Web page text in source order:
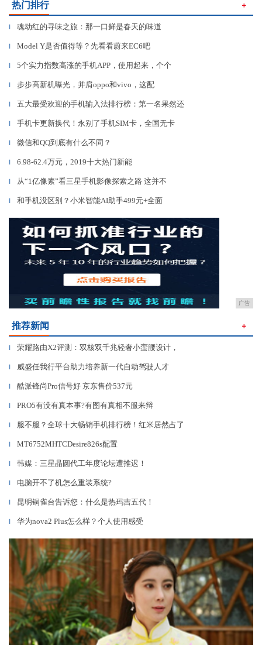
热门排行 ＋
▎ 魂动红的寻味之旅：那一口鲜是春天的味道
▎ Model Y是否值得等？先看看蔚来EC6吧
▎ 5个实力指数高涨的手机APP，使用起来，个个
▎ 步步高新机曝光，并肩oppo和vivo，这配
▎ 五大最受欢迎的手机输入法排行榜：第一名果然还
▎ 手机卡更新换代！永别了手机SIM卡，全国无卡
▎ 微信和QQ到底有什么不同？
▎ 6.98-62.4万元，2019十大热门新能
▎ 从“1亿像素”看三星手机影像探索之路 这并不
▎ 和手机没区别？小米智能AI助手499元+全面
广告
推荐新闻 ＋
▎ 荣耀路由X2评测：双核双千兆轻奢小蛮腰设计，
▎ 威盛任我行平台助力培养新一代自动驾驶人才
▎ 酷派锋尚Pro信号好 京东售价537元
▎ PRO5有没有真本事?有图有真相不服来辩
▎ 服不服？全球十大畅销手机排行榜！红米居然占了
▎ MT6752MHTCDesire826s配置
▎ 韩媒：三星晶圆代工年度论坛遭推迟！
▎ 电脑开不了机怎么重装系统?
▎ 昆明铜雀台告诉您：什么是热玛吉五代！
▎ 华为nova2 Plus怎么样？个人使用感受